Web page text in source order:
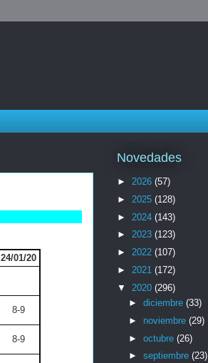
24/01/20
8-9
8-9
Novedades
► 2026 (57)
► 2025 (128)
► 2024 (143)
► 2023 (123)
► 2022 (107)
► 2021 (172)
▼ 2020 (296)
► diciembre (33)
► noviembre (29)
► octubre (26)
► septiembre (23)